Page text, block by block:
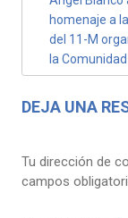
ENTRADAS
homenaje a
del 11-M
la
DEJA UNA
Tu dirección de
campos